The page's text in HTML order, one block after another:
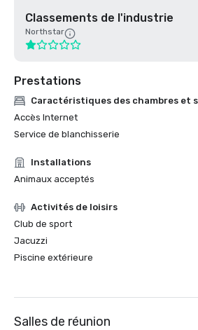
Classements de l'industrie
Northstar
Prestations
Caractéristiques des chambres et
Accès Internet
Service de blanchisserie
Installations
Animaux acceptés
Activités de loisirs
Club de sport
Jacuzzi
Piscine extérieure
Salles de réunion